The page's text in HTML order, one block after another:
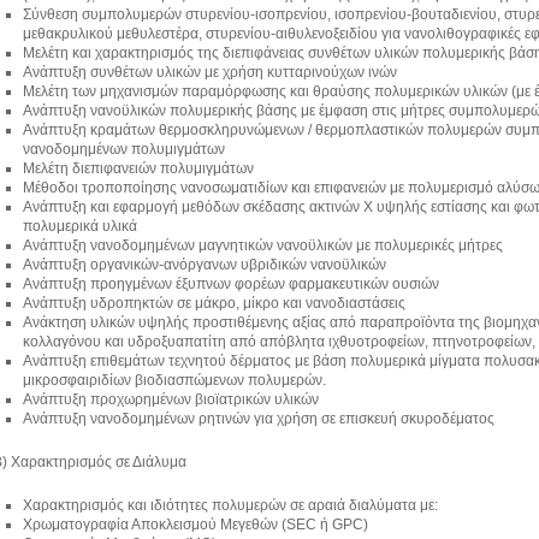
Σύνθεση συμπολυμερών στυρενίου-ισοπρενίου, ισοπρενίου-βουταδιενίου,
μεθακρυλικού μεθυλεστέρα, στυρενίου-αιθυλενοξειδίου για
Μελέτη και χαρακτηρισμός της διεπιφάνειας συνθέτων υλικών πολυμερικής
Ανάπτυξη συνθέτων υλικών με χρήση κυτταρινούχων ινών
Μελέτη των μηχανισμών παραμόρφωσης και θραύσης πολυμερικών υλικών (με
Ανάπτυξη νανοϋλικών πολυμερικής βάσης με έμφαση στις μήτρες
Ανάπτυξη κραμάτων θερμοσκληρυνώμενων / θερμοπλαστικών πολυμερών
νανοδομημένων πολυμιγμάτων
Μελέτη διεπιφανειών πολυμιγμάτων
Μέθοδοι τροποποίησης νανοσωματιδίων και επιφανειών με πολυμερισμό
Ανάπτυξη και εφαρμογή μεθόδων σκέδασης ακτινών Χ υψηλής εστίασης και
πολυμερικά υλικά
Ανάπτυξη νανοδομημένων μαγνητικών νανοϋλικών με πολυμερικές μήτρες
Ανάπτυξη οργανικών-ανόργανων υβριδικών νανοϋλικών
Ανάπτυξη προηγμένων έξυπνων φορέων φαρμακευτικών ουσιών
Ανάπτυξη υδροπηκτών σε μάκρο, μίκρο και νανοδιαστάσεις
Ανάκτηση υλικών υψηλής προστιθέμενης αξίας από παραπροϊόντα της
κολλαγόνου και υδροξυαπατίτη από απόβλητα ιχθυοτροφείων, πτηνοτροφείων,
Ανάπτυξη επιθεμάτων τεχνητού δέρματος με βάση πολυμερικά μίγματα
μικροσφαιριδίων βιοδιασπώμενων πολυμερών.
Ανάπτυξη προχωρημένων βιοϊατρικών υλικών
Ανάπτυξη νανοδομημένων ρητινών για χρήση σε επισκευή σκυροδέματος
Χαρακτηρισμός σε Διάλυμα
Χαρακτηρισμός και ιδιότητες πολυμερών σε αραιά διαλύματα με:
Χρωματογραφία Αποκλεισμού Μεγεθών (SEC ή GPC)